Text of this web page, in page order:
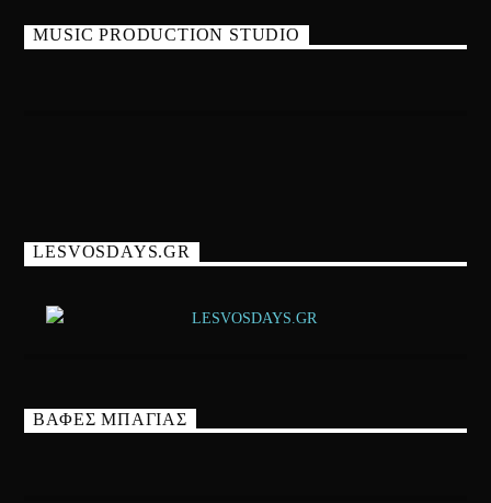
MUSIC PRODUCTION STUDIO
LESVOSDAYS.GR
ΒΑΦΕΣ ΜΠΑΓΙΑΣ